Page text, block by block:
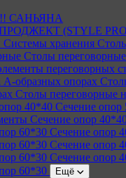
САНЬЯНА
(STYLE
Системы хранения
Столы
переговорных
А-образных опорах
Столы переговорные
40*40 Сечение опор
Сечение опор
60*30 Сечение опор
60*30 Сечение опор
60*30 Сечение опор
60*30 Ещё